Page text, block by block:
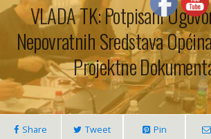
VLADA TK: Potpisani
Nepovratnih Sredstava
Projektne
Share Tweet Pin